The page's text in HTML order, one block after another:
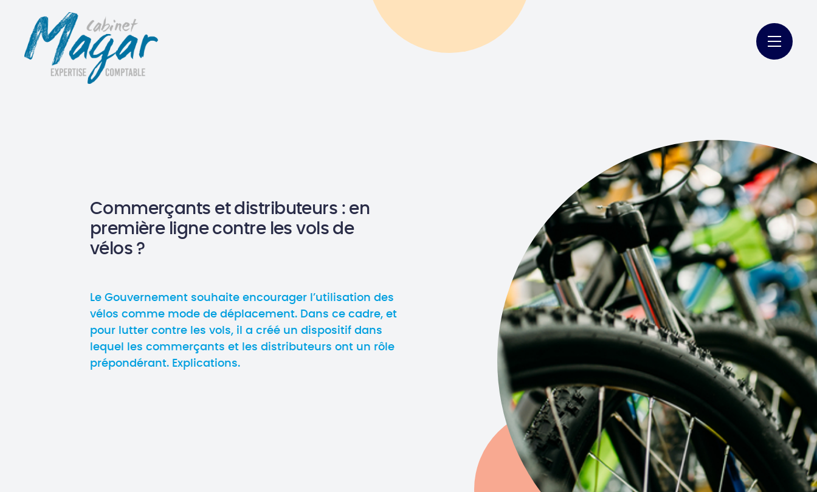
Commerçants et distributeurs : en
première ligne contre les vols de
vélos ?
Le Gouvernement souhaite encourager l’utilisation des
vélos comme mode de déplacement. Dans ce cadre, et
pour lutter contre les vols, il a créé un dispositif dans
lequel les commerçants et les distributeurs ont un rôle
prépondérant. Explications.